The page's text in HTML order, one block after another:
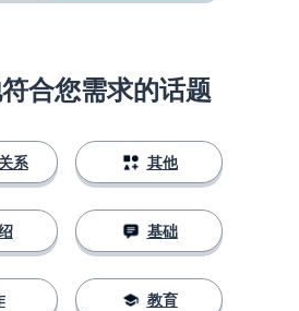
合您需求的话题
系 其他
基础
教育